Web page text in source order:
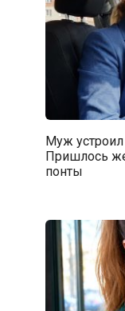
Муж устроил
Пришлось
понты